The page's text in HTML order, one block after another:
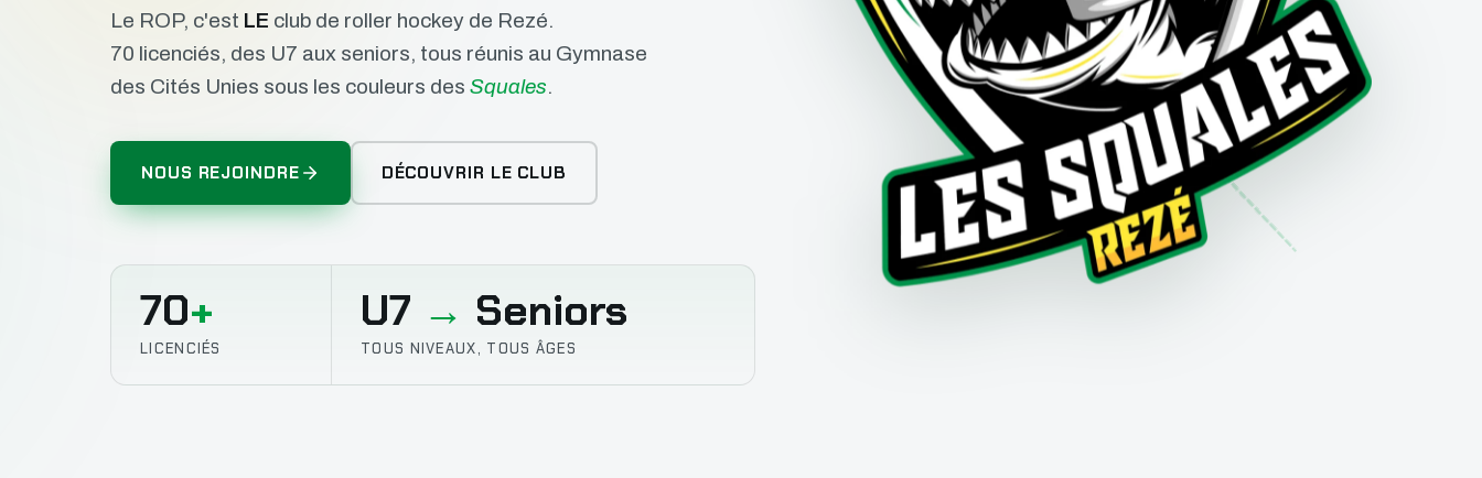
Le ROP, c'est LE club de roller hockey de Rezé.
70 licenciés, des U7 aux seniors, tous réunis au Gymnase
des Cités Unies sous les couleurs des Squales.
NOUS REJOINDRE DÉCOUVRIR LE CLUB
70+
LICENCIÉS
U7 → Seniors
TOUS NIVEAUX, TOUS ÂGES